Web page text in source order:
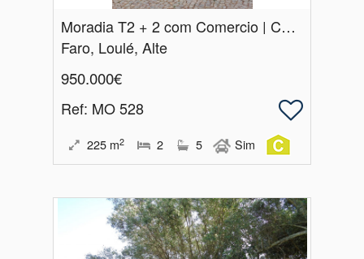
Moradia T2 + 2 com Comercio | Centro de Alte | Loulé
Faro, Loulé, Alte
950.000€
Ref: MO 528
225 m2 2 5 Sim